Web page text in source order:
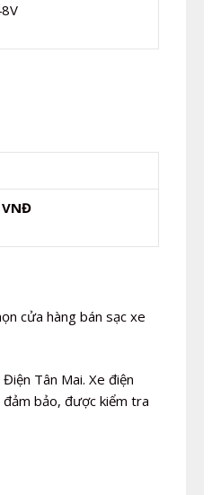
cửa hàng bán sạc xe
Tân Mai. Xe điện
đảm bảo, được kiểm tra